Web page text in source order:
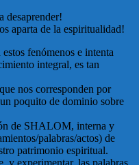
desaprender!
aparta de la espiritualidad!
fenómenos e intenta
integral, es tan
nos corresponden por
poquito de dominio sobre
de SHALOM, interna y
palabras/actos) de
patrimonio espiritual.
y experimentar, las palabras